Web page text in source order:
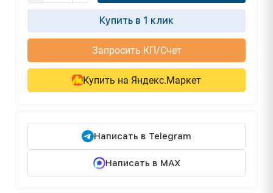
Купить в 1 клик
Запросить КП/Счет
Купить на Яндекс.Маркет
Написать в Telegram
Написать в MAX